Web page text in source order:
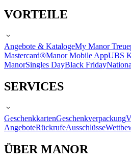
VORTEILE
Angebote & KatalogeMy Manor
Mastercard®Manor Mobile AppUBS
ManorSingles DayBlack Friday
SERVICES
GeschenkkartenGeschenkverpackung
AngeboteRückrufeAusschlüsse
ÜBER MANOR